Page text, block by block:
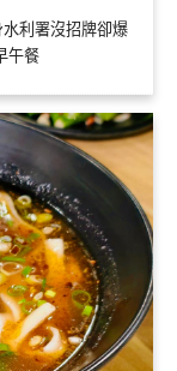
利署沒招牌卻爆
午餐